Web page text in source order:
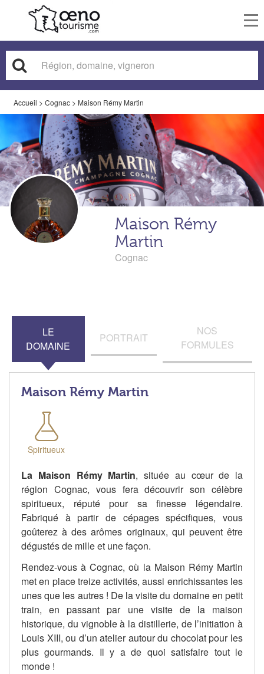
Accueil > Cognac > Maison Rémy Martin
Maison Rémy
Martin
Cognac
LE
DOMAINE
PORTRAIT
NOS
FORMULES
Maison Rémy Martin
Spiritueux
La Maison Rémy Martin, située au cœur de la
région Cognac, vous fera découvrir son célèbre
spiritueux, réputé pour sa finesse légendaire.
Fabriqué à partir de cépages spécifiques, vous
goûterez à des arômes originaux, qui peuvent être
dégustés de mille et une façon.
Rendez-vous à Cognac, où la Maison Rémy Martin
met en place treize activités, aussi enrichissantes les
unes que les autres ! De la visite du domaine en petit
train, en passant par une visite de la maison
historique, du vignoble à la distillerie, de l’initiation à
Louis XIII, ou d’un atelier autour du chocolat pour les
plus gourmands. Il y a de quoi satisfaire tout le
monde !